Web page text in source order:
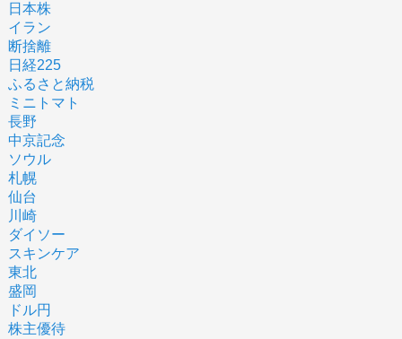
日本株
イラン
断捨離
日経225
ふるさと納税
ミニトマト
長野
中京記念
ソウル
札幌
仙台
川崎
ダイソー
スキンケア
東北
盛岡
ドル円
株主優待